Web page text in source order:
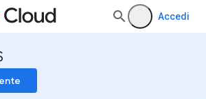
Accedi